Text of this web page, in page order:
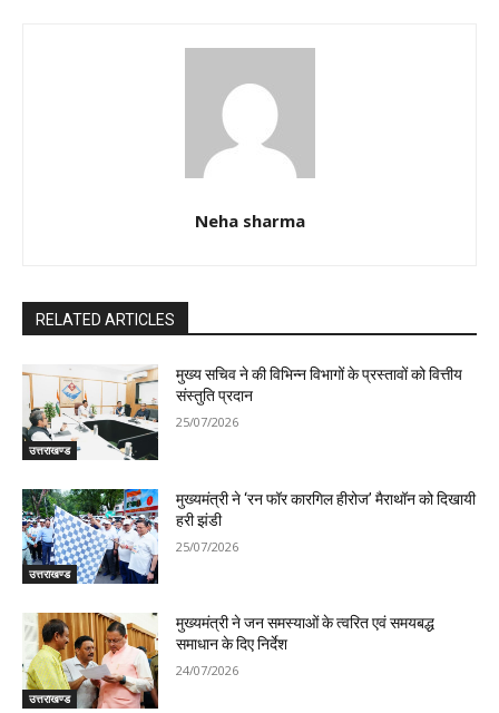
Neha sharma
RELATED ARTICLES
उत्तराखण्ड
मुख्य सचिव ने की विभिन्न विभागों के प्रस्तावों को वित्तीय
संस्तुति प्रदान
25/07/2026
उत्तराखण्ड
मुख्यमंत्री ने ‘रन फॉर कारगिल हीरोज’ मैराथॉन को दिखायी
हरी झंडी
25/07/2026
उत्तराखण्ड
मुख्यमंत्री ने जन समस्याओं के त्वरित एवं समयबद्ध
समाधान के दिए निर्देश
24/07/2026